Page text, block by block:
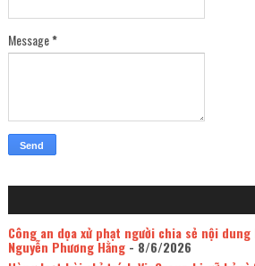
Message*
Công an dọa xử phạt người chia sẻ nội
Nguyễn Phương Hằng- 8/6/2026